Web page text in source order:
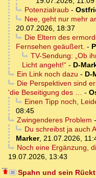
Potenzialraub-
Nee, geht nur mehr
20.07.2026, 18:37
Die Eltern des
Fernsehen geäußert. -
TV-Sendung: „Ob
Licht angeht!“ - D-
Ein Link noch dazu - D-
Die Perspektiven sind
'die Beseitigung des … -
Einen Tipp noch,
08:45
Zwingenderes Problem -
Du schreibst ja auch
Marker, 21.07.2026,
Noch eine Ergänzung,
19.07.2026, 13:43
Spahn und sein